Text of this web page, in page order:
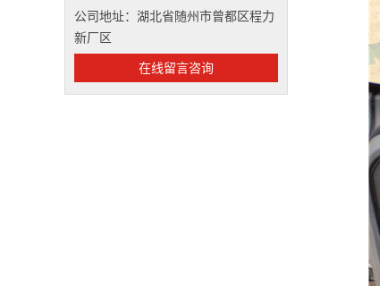
公司地址：湖北省随州市曾都区程力
新厂区
在线留言咨询